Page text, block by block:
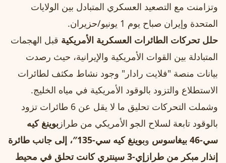
وتزامنت مع التصعيد العسكري المتبادل بين الولايات
المتحدة وإيران صباح يوم 1 يونيو/حزيران.
حلل تحركات الطائرات العسكرية الأمريكية قبل الهجمات
المتبادلة بين القوات الأمريكية والإيرانية، حيث رصدت
بيانات منصة "فلايت رادار" وجود نشاط مكثف لطائرات
الاستطلاع والتزود بالوقود الأمريكية في مياه الخليج.
وشملت التحركات تحليق ما لا يقل عن 6 طائرات تزود
بالوقود تابعة لسلاح الجو الأمريكي من طراز بوينغ كيه
سي-46 بيغاسوس
و
بوينغ كيه سي-135″، إلى جانب طائرة
إنذار مبكر من طراز إي-3 سينتري
كانت تحلق في محيط